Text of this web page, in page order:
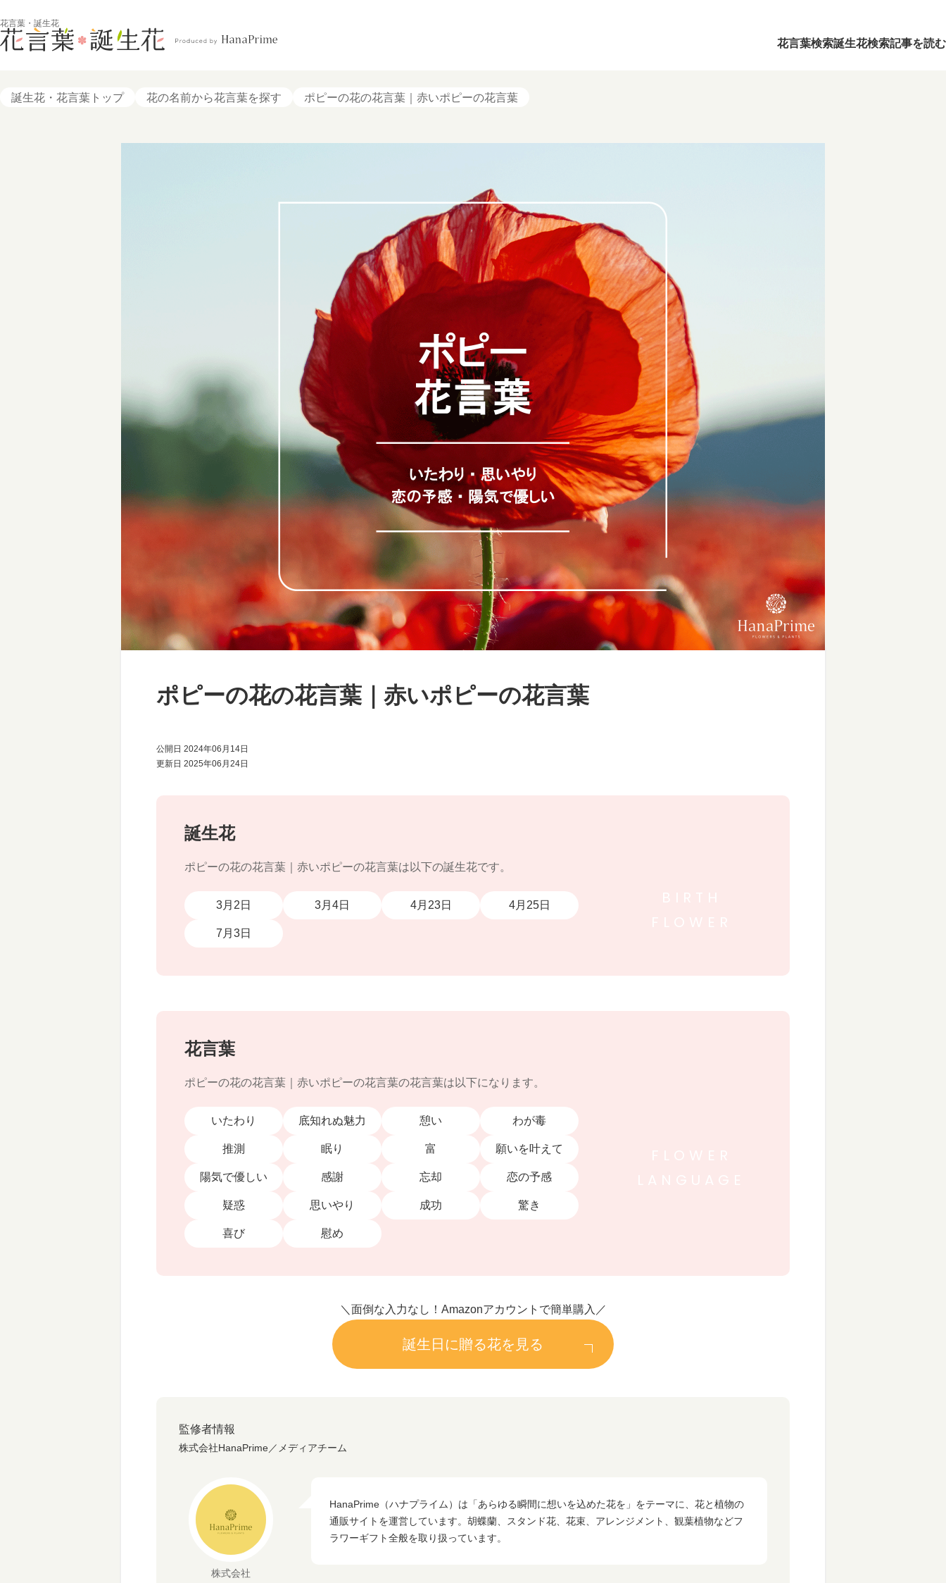
花言葉・誕生花
花言葉検索誕生花検索記事を読む
誕生花・花言葉トップ 花の名前から花言葉を探す ポピーの花の花言葉｜赤いポピーの花言葉
ポピーの花の花言葉｜赤いポピーの花言葉
公開日 2024年06月14日
更新日 2025年06月24日
誕生花
ポピーの花の花言葉｜赤いポピーの花言葉は以下の誕生花です。
3月2日 3月4日 4月23日 4月25日
7月3日
花言葉
ポピーの花の花言葉｜赤いポピーの花言葉の花言葉は以下になります。
いたわり 底知れぬ魅力 憩い わが毒
推測 眠り 富 願いを叶えて
陽気で優しい 感謝 忘却 恋の予感
疑惑 思いやり 成功 驚き
喜び 慰め
＼面倒な入力なし！Amazonアカウントで簡単購入／
誕生日に贈る花を見る
監修者情報
株式会社HanaPrime／メディアチーム
株式会社
HanaPrime（ハナプライム）は「あらゆる瞬間に想いを込めた花を」をテーマに、花と植物の
通販サイトを運営しています。胡蝶蘭、スタンド花、花束、アレンジメント、観葉植物などフ
ラワーギフト全般を取り扱っています。